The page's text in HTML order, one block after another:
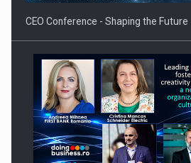
CEO Conference - Shaping the Future